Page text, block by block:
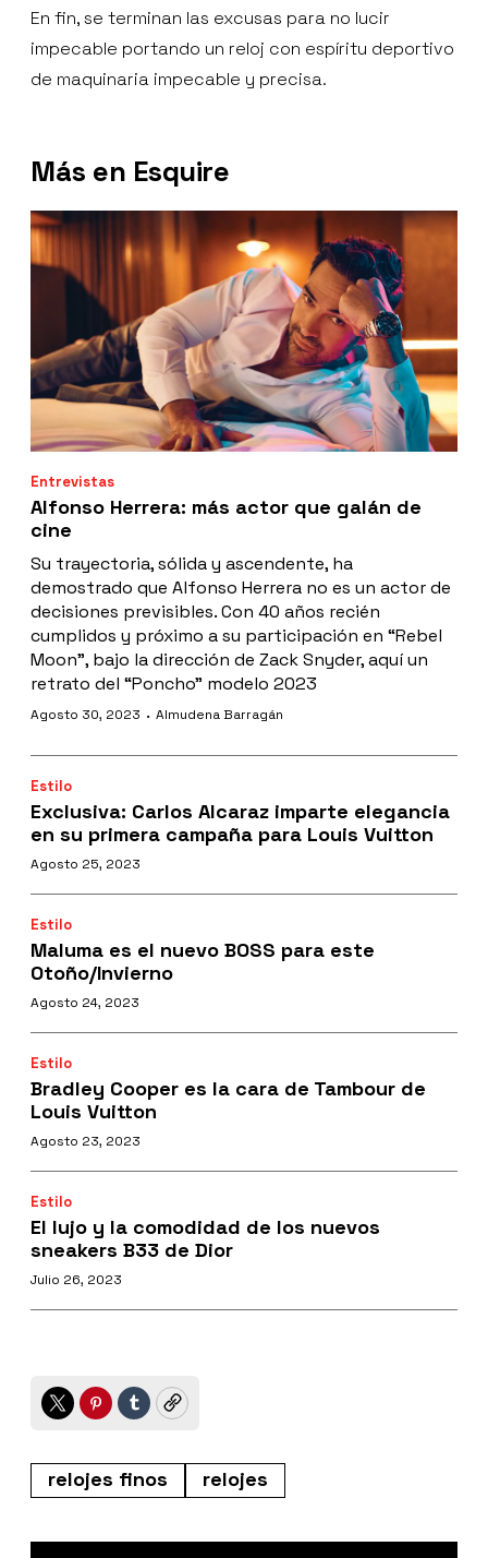
En fin, se terminan las excusas para no lucir
impecable portando un reloj con espíritu deportivo
de maquinaria impecable y precisa.
Más en Esquire
Entrevistas
Alfonso Herrera: más actor que galán de
cine
Su trayectoria, sólida y ascendente, ha
demostrado que Alfonso Herrera no es un actor de
decisiones previsibles. Con 40 años recién
cumplidos y próximo a su participación en “Rebel
Moon”, bajo la dirección de Zack Snyder, aquí un
retrato del “Poncho” modelo 2023
Agosto 30, 2023 · Almudena Barragán
Estilo
Exclusiva: Carlos Alcaraz imparte elegancia
en su primera campaña para Louis Vuitton
Agosto 25, 2023
Estilo
Maluma es el nuevo BOSS para este
Otoño/Invierno
Agosto 24, 2023
Estilo
Bradley Cooper es la cara de Tambour de
Louis Vuitton
Agosto 23, 2023
Estilo
El lujo y la comodidad de los nuevos
sneakers B33 de Dior
Julio 26, 2023
TwitterPinterest
TumblrCopy
relojes finos relojes